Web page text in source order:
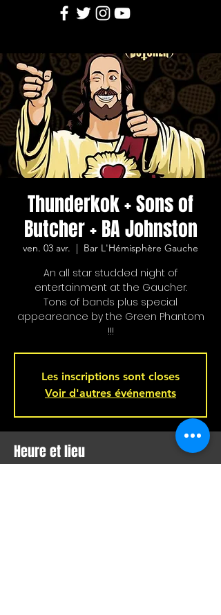
Thunderkok + Sons of
Butcher + BA Johnston
ven. 03 avr. Bar L'Hémisphère Gauche
An all star studded night of
entertainment at the Gaucher.
Tons of bands plus special
appeareance by the Green Phantom
!!!
Les inscriptions sont closes
Voir d'autres événements
Heure et lieu